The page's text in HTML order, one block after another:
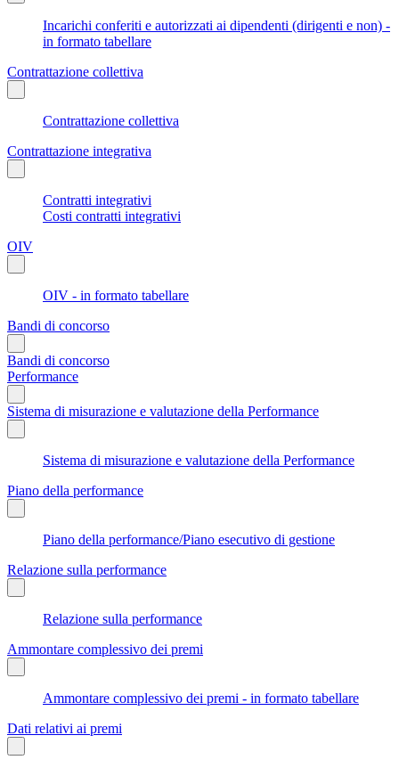
Incarichi conferiti e autorizzati ai dipendenti (dirigenti e non) -
in formato tabellare
Contrattazione collettiva
Contrattazione collettiva
Contrattazione integrativa
Contratti integrativi
Costi contratti integrativi
OIV
OIV - in formato tabellare
Bandi di concorso
Bandi di concorso
Performance
Sistema di misurazione e valutazione della Performance
Sistema di misurazione e valutazione della Performance
Piano della performance
Piano della performance/Piano esecutivo di gestione
Relazione sulla performance
Relazione sulla performance
Ammontare complessivo dei premi
Ammontare complessivo dei premi - in formato tabellare
Dati relativi ai premi